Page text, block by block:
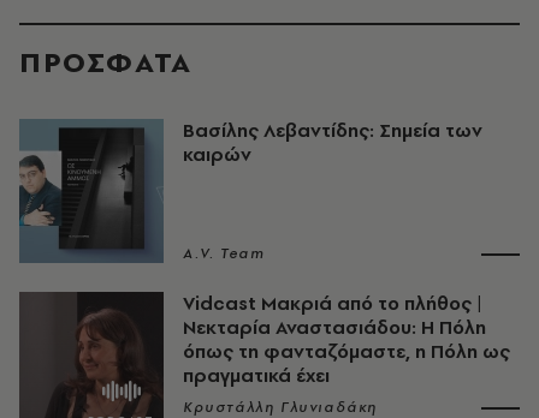
ΠΡΟΣΦΑΤΑ
Βασίλης Λεβαντίδης: Σημεία των
καιρών
A.V. Team
Vidcast Μακριά από το πλήθος |
Νεκταρία Αναστασιάδου: Η Πόλη
όπως τη φανταζόμαστε, η Πόλη ως
πραγματικά έχει
Κρυστάλλη Γλυνιαδάκη